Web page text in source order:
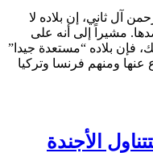
آل ثاني، إن بلاده لا
مشيراً إلى أنه على
فإن بلاده “مستعدة جيدا”
عنها ومنهم فرنسا وتركيا
الأجندة